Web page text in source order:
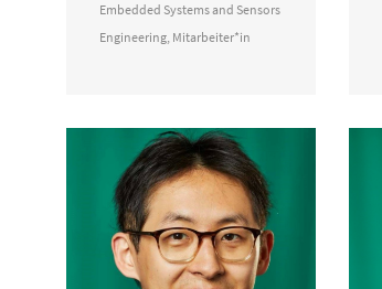
Embedded Systems and Sensors
Engineering Mitarbeiter*in